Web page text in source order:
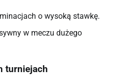
o wysoką stawkę.
w meczu dużego
turniejach